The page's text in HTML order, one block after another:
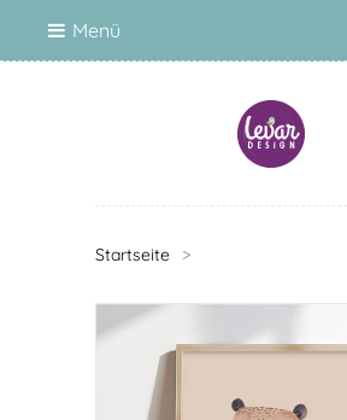
Menü
Startseite >